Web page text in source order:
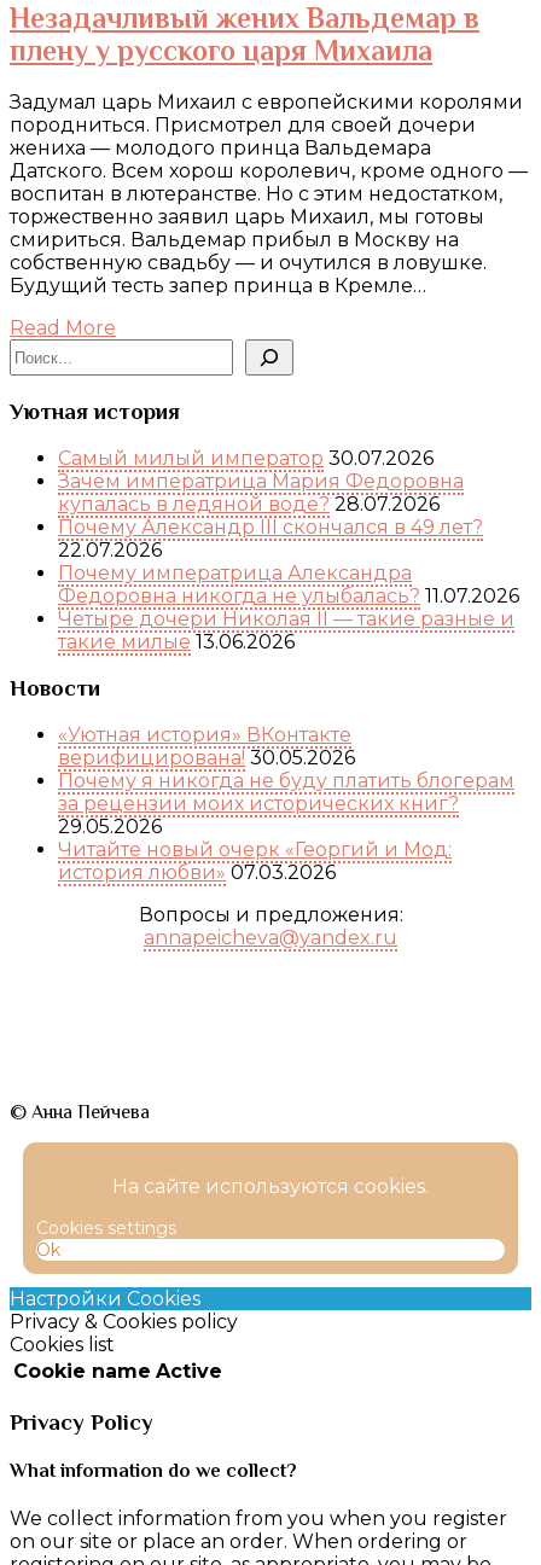
Незадачливый жених Вальдемар в
плену у русского царя Михаила
Задумал царь Михаил с европейскими королями
породниться. Присмотрел для своей дочери
жениха — молодого принца Вальдемара
Датского. Всем хорош королевич, кроме одного —
воспитан в лютеранстве. Но с этим недостатком,
торжественно заявил царь Михаил, мы готовы
смириться. Вальдемар прибыл в Москву на
собственную свадьбу — и очутился в ловушке.
Будущий тесть запер принца в Кремле…
Read More
Поиск
Уютная история
Самый милый император 30.07.2026
Зачем императрица Мария Федоровна
купалась в ледяной воде? 28.07.2026
Почему Александр III скончался в 49 лет?
22.07.2026
Почему императрица Александра
Федоровна никогда не улыбалась? 11.07.2026
Четыре дочери Николая II — такие разные и
такие милые 13.06.2026
Новости
«Уютная история» ВКонтакте
верифицирована! 30.05.2026
Почему я никогда не буду платить блогерам
за рецензии моих исторических книг?
29.05.2026
Читайте новый очерк «Георгий и Мод:
история любви» 07.03.2026
Вопросы и предложения:
annapeicheva@yandex.ru
© Анна Пейчева
На сайте используются cookies.
Cookies settings
Ok
Настройки Cookies
Privacy & Cookies policy
Cookies list
Cookie name Active
Privacy Policy
What information do we collect?
We collect information from you when you register
on our site or place an order. When ordering or